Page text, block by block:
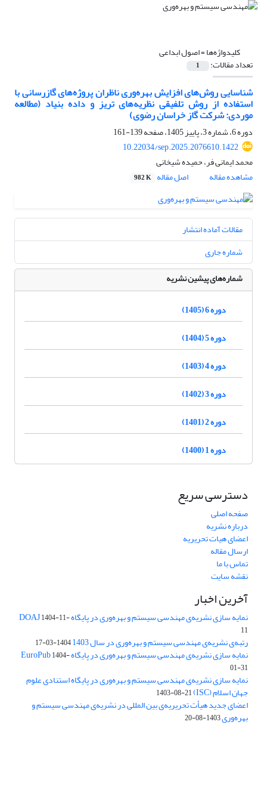
کلیدواژه‌ها =اصول ابداعی
تعداد مقالات: 1
شناسایی روش‌های افزایش بهره‌وری ناظران پروژه‌های گازرسانی با
استفاده از روش تلفیقی نظریه‌های تریز و داده بنیاد (مطالعه
موردی: شرکت گاز خراسان رضوی)
دوره 6، شماره 3، پاییز 1405، صفحه
139-161
10.22034/sep.2025.2076610.1422
محمد ایمانی فر، حمیده شیخانی
مشاهده مقاله
اصل مقاله 982 K
مقالات آماده انتشار
شماره جاری
شماره‌های پیشین نشریه
دوره 6 (1405)
دوره 5 (1404)
دوره 4 (1403)
دوره 3 (1402)
دوره 2 (1401)
دوره 1 (1400)
دسترسی سریع
صفحه اصلی
درباره نشریه
اعضای هیات تحریریه
ارسال مقاله
تماس با ما
نقشه سایت
آخرین اخبار
نمایه سازی نشریه‌ی مهندسی سیستم و بهره‌وری در پایگاه DOAJ1404-11-
11
رتبه‌ی نشریه‌ی مهندسی سیستم و بهره‌وری در سال 1403 1404-03-17
نمایه سازی نشریه‌ی مهندسی سیستم و بهره‌وری در پایگاه EuroPub1404-
01-31
نمایه سازی نشریه‌ی مهندسی سیستم و بهره‌وری در پایگاه استنادی علوم
جهان اسلام (ISC) 1403-08-21
اعضای جدید هیأت تحریریه‌ی بین المللی در نشریه‌ی مهندسی سیستم و
بهره‌وری1403-08-20